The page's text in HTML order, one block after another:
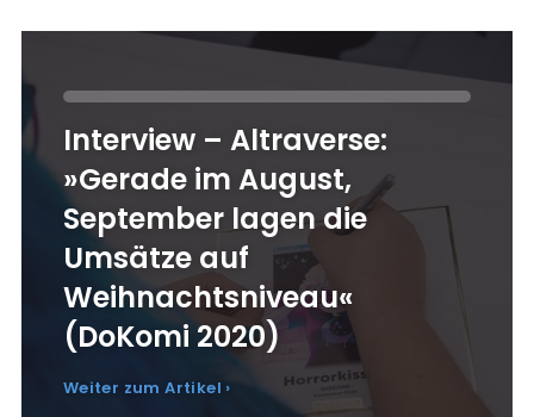
Interview – Altraverse:
»Gerade im August,
September lagen die
Umsätze auf
Weihnachtsniveau«
(DoKomi 2020)
Weiter zum Artikel ›